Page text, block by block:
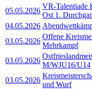
05.05.2026
VR-Talentiade
Ost 1.
04.05.2026
03.05.2026
Offene
Mehrkampf
03.05.2026
M/WJU16/U14
03.05.2026
und Wurf